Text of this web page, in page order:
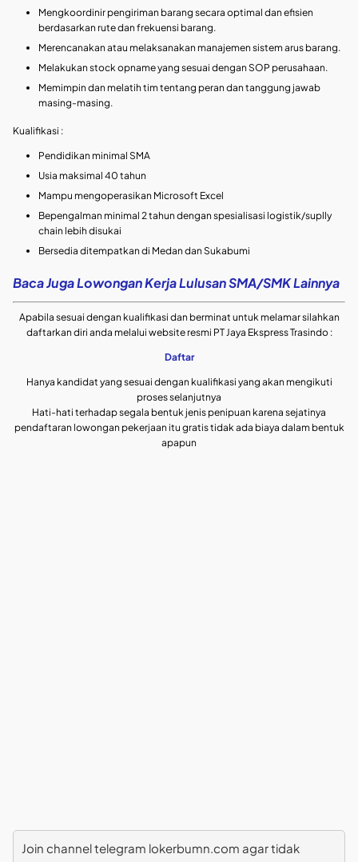
Mengkoordinir pengiriman barang secara optimal dan efisien
berdasarkan rute dan frekuensi barang.
Merencanakan atau melaksanakan manajemen sistem arus barang.
Melakukan stock opname yang sesuai dengan SOP perusahaan.
Memimpin dan melatih tim tentang peran dan tanggung jawab
masing-masing.
Kualifikasi :
Pendidikan minimal SMA
Usia maksimal 40 tahun
Mampu mengoperasikan Microsoft Excel
Bepengalman minimal 2 tahun dengan spesialisasi logistik/suplly
chain lebih disukai
Bersedia ditempatkan di Medan dan Sukabumi
Baca Juga Lowongan Kerja Lulusan SMA/SMK Lainnya
Apabila sesuai dengan kualifikasi dan berminat untuk melamar silahkan
daftarkan diri anda melalui website resmi PT Jaya Ekspress Trasindo :
Daftar
Hanya kandidat yang sesuai dengan kualifikasi yang akan mengikuti
proses selanjutnya
Hati-hati terhadap segala bentuk jenis penipuan karena sejatinya
pendaftaran lowongan pekerjaan itu gratis tidak ada biaya dalam bentuk
apapun
Join channel telegram lokerbumn.com agar tidak